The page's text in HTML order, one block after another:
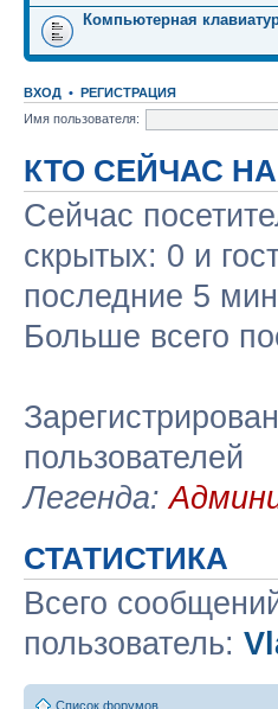
Компьютерная
ВХОД • РЕГИСТРАЦИЯ
Имя пользователя:
КТО СЕЙЧАС
Сейчас
скрытых: 0 и
последние 5
Больше всего
пользователей
Легенда:
СТАТИСТИКА
Всего
пользователь:
Список форумов